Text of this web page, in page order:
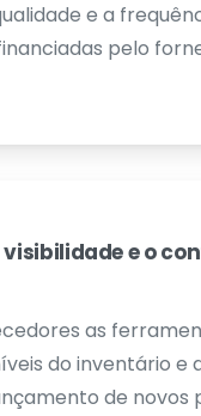
e a
pelo
e o
as
do inventário e
de novos